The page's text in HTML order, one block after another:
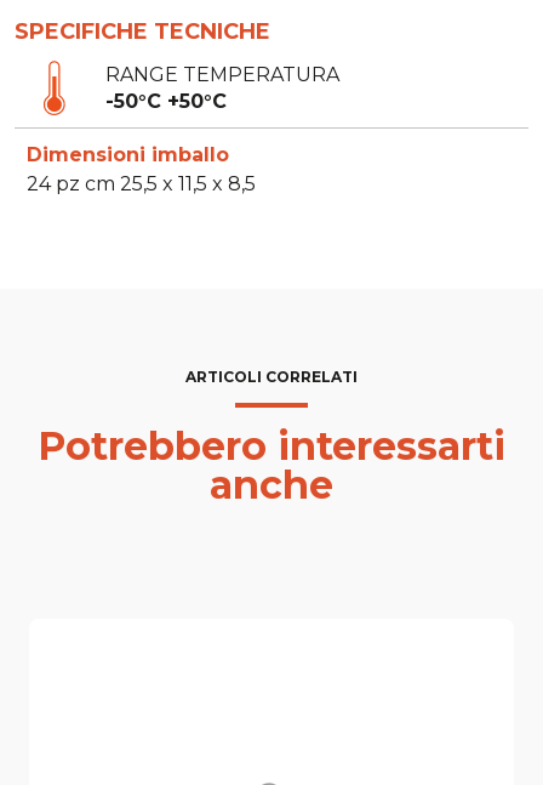
SPECIFICHE TECNICHE
RANGE TEMPERATURA
-50°C +50°C
Dimensioni imballo
24 pz cm 25,5 x 11,5 x 8,5
ARTICOLI CORRELATI
Potrebbero interessarti
anche